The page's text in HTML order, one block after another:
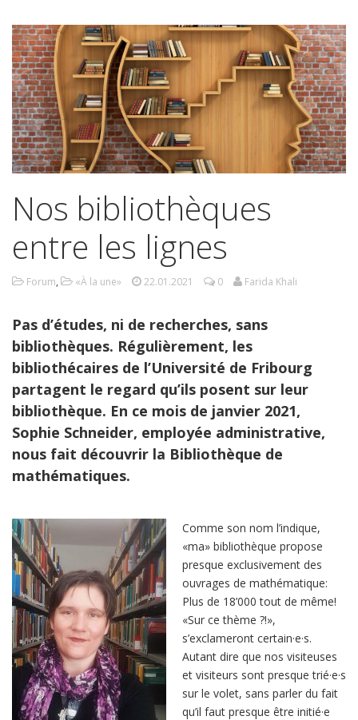
Nos bibliothèques
entre les lignes
Forum, «À la une» 22.01.2021 0 Farida Khali
Pas d’études, ni de recherches, sans
bibliothèques. Régulièrement, les
bibliothécaires de l’Université de Fribourg
partagent le regard qu’ils posent sur leur
bibliothèque. En ce mois de janvier 2021,
Sophie Schneider, employée administrative,
nous fait découvrir la Bibliothèque de
mathématiques.
Comme son nom l’indique,
«ma» bibliothèque propose
presque exclusivement des
ouvrages de mathématique:
Plus de 18’000 tout de même!
«Sur ce thème ?!»,
s’exclameront certain·e·s.
Autant dire que nos visiteuses
et visiteurs sont presque trié·e·s
sur le volet, sans parler du fait
qu’il faut presque être initié·e